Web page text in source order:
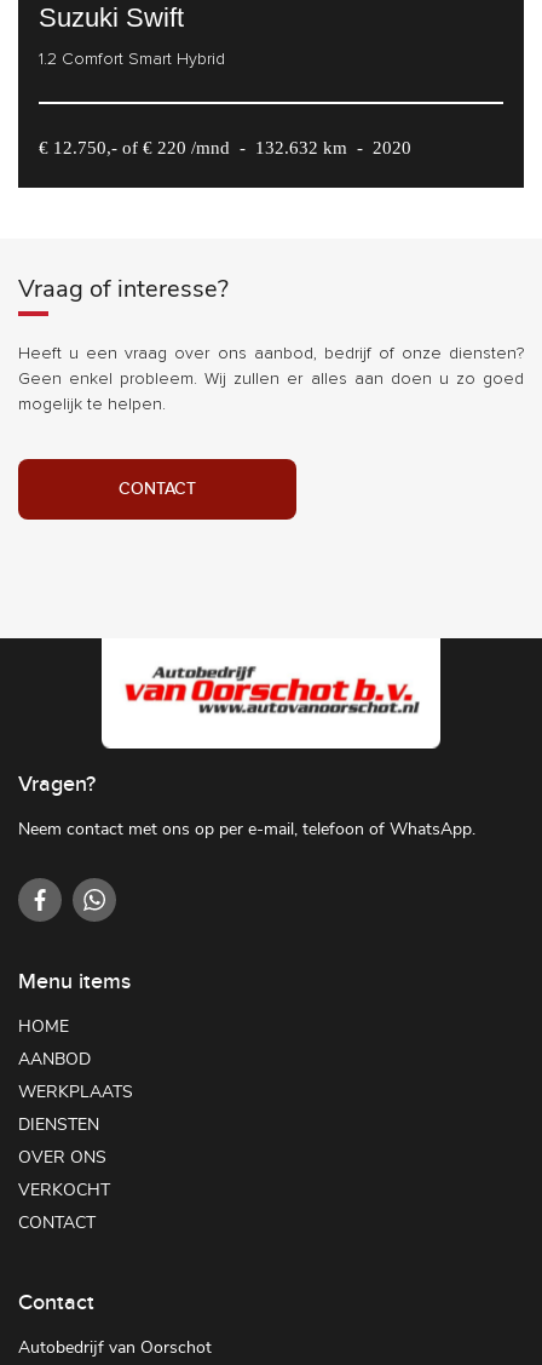
Suzuki Swift
1.2 Comfort Smart Hybrid
€ 12.750,- of € 220 /mnd - 132.632 km - 2020
Vraag of interesse?
Heeft u een vraag over ons aanbod, bedrijf of onze diensten?
Geen enkel probleem. Wij zullen er alles aan doen u zo goed
mogelijk te helpen.
CONTACT
Vragen?
Neem contact met ons op per e-mail, telefoon of WhatsApp.
Menu items
HOME
AANBOD
WERKPLAATS
DIENSTEN
OVER ONS
VERKOCHT
CONTACT
Contact
Autobedrijf van Oorschot